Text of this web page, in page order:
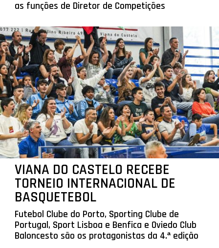
as funções de Diretor de Competições
VIANA DO CASTELO RECEBE
TORNEIO INTERNACIONAL DE
BASQUETEBOL
Futebol Clube do Porto, Sporting Clube de
Portugal, Sport Lisboa e Benfica e Oviedo Club
Baloncesto são os protagonistas da 4.ª edição